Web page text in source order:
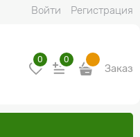
Войти Регистрация
0 0
Заказ